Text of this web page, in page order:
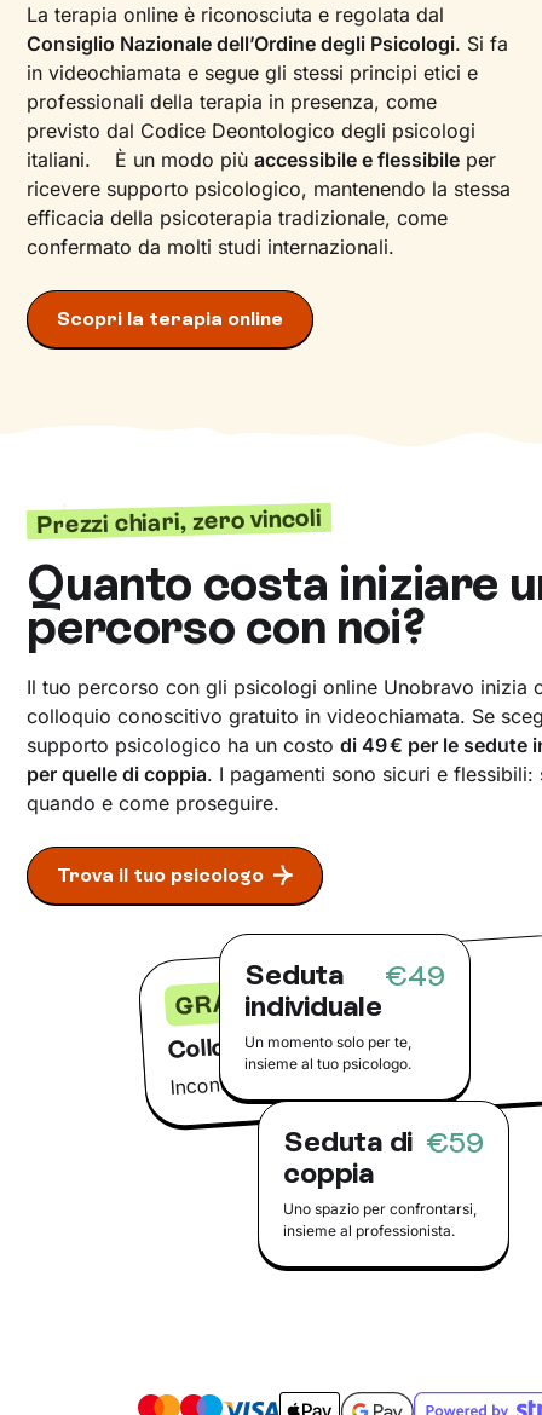
La terapia online è riconosciuta e regolata dal
Consiglio Nazionale dell’Ordine degli Psicologi. Si fa
in videochiamata e segue gli stessi principi etici e
professionali della terapia in presenza, come
previsto dal Codice Deontologico degli psicologi
italiani. È un modo piùaccessibile e flessibile per
ricevere supporto psicologico, mantenendo la stessa
efficacia della psicoterapia tradizionale, come
confermato da molti studi internazionali.
Scopri la terapia online
Colloquio conoscitivo
GRATIS
Incontra il tuo psicologo online
Prezzi chiari, zero vincoli
Quanto costa iniziare
percorso con noi?
Il tuo percorso con gli psicologi online Unobravo inizia
colloquio conoscitivo gratuito in videochiamata. Se
supporto psicologico ha un costodi 49 € per le sedute
per quelle di coppia. I pagamenti sono sicuri e flessibili:
quando e come proseguire.
Trova il tuo psicologo
Seduta
individuale
€49
Un momento solo per te,
insieme al tuo psicologo.
Seduta di
coppia
€59
Uno spazio per confrontarsi,
insieme al professionista.